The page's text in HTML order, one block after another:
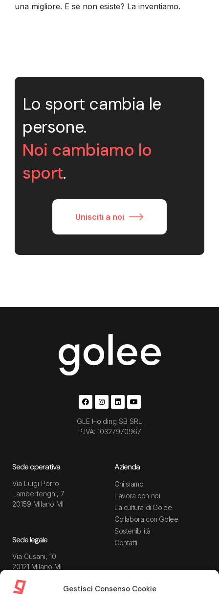
Gestisci Consenso Cookie
una migliore. E se non esiste? La inventiamo.
Lo sport cambia le
persone.
Noi cambiamo lo
sport.
Unisciti a noi
GLE Holding SB SRL
P.IVA: 10327970967
Sede operativa
Via Luigi Porro
Lambertenghi, 7
20159 Milano MI
Sede legale
Via Cusani, 10
20121 Milano MI
Azienda
Chi siamo
Lavora con noi
La cultura di Golee
Collabora con Golee
Sostenibilità
Contatti